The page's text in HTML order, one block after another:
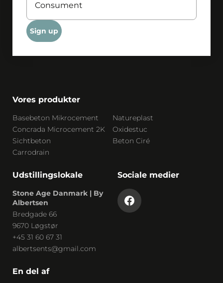
Sign up
Vores produkter
Basebeton Mikrocement
Natureplast
Concrada Microcement 2K
Oxidestuc
Sichtbeton
Beton Ciré
Carrodrain
Udstillingslokale
Stone Age Danmark | By
Albertsen
Bredgade 66
9670 Løgstør
+45 31 60 67 31
albertsents@gmail.com
Sociale medier
En del af